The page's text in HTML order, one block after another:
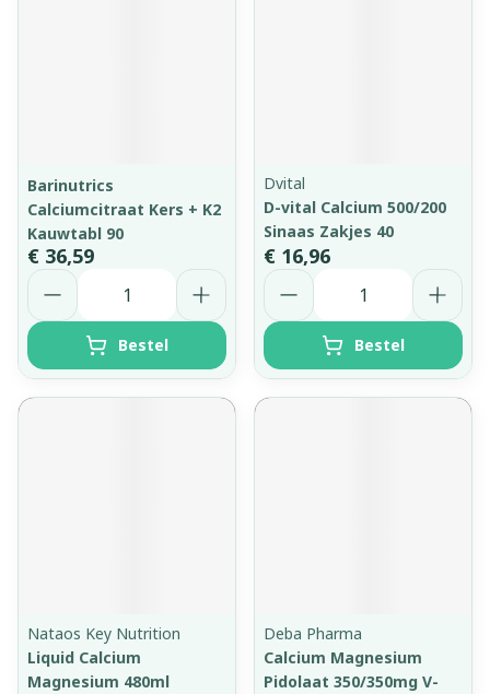
Barinutrics
Calciumcitraat Kers + K2
Kauwtabl 90
€ 36,59
Aantal
Bestel
Dvital
D-vital Calcium 500/200
Sinaas Zakjes 40
€ 16,96
Aantal
Bestel
Nataos Key Nutrition
Liquid Calcium
Magnesium 480ml
Deba Pharma
Calcium Magnesium
Pidolaat 350/350mg V-